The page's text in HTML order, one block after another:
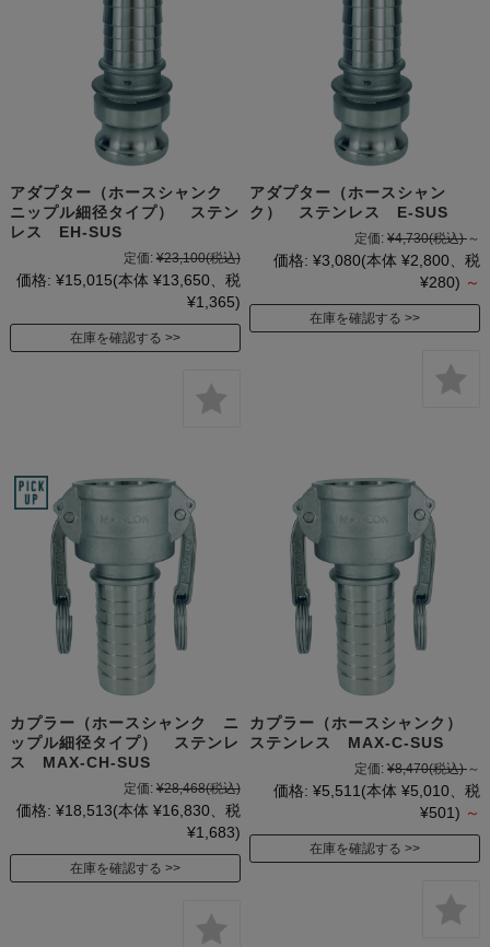
アダプター（ホースシャンク
ニップル細径タイプ） ステン
レス EH-SUS
定価: ¥23,100(税込)
価格: ¥15,015(本体 ¥13,650、税
¥1,365)
在庫を確認する
アダプター（ホースシャン
ク） ステンレス E-SUS
定価: ¥4,730(税込) ～
価格: ¥3,080(本体 ¥2,800、税
¥280) ～
在庫を確認する
カプラー（ホースシャンク ニ
ップル細径タイプ） ステンレ
ス MAX-CH-SUS
定価: ¥28,468(税込)
価格: ¥18,513(本体 ¥16,830、税
¥1,683)
在庫を確認する
カプラー（ホースシャンク）
ステンレス MAX-C-SUS
定価: ¥8,470(税込) ～
価格: ¥5,511 (本体 ¥5,010、税
¥501) ～
在庫を確認する